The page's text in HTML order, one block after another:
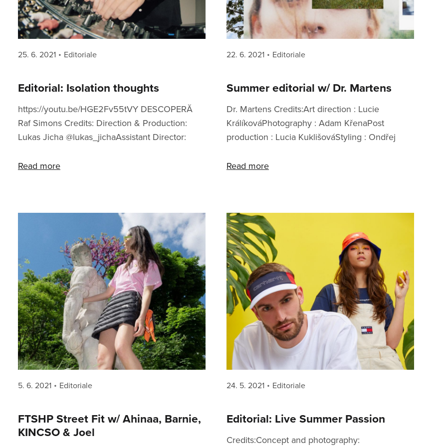
Posted
25. 6. 2021 Categories
Editoriale
Editorial: Isolation thoughts
https://youtu.be/HGE2Fv55tVY DESCOPERĂ
Raf Simons Credits: Direction & Production:
Lukas Jicha @lukas_jichaAssistant Director:
Nela Wojaczková @nwjczkPhotography: Vlad
Korobeynik, Artem Frolov) @fractions1, Pamela
Kašprišinová @pamelaa________ Special
thanks to Arnii @arnii_onyx
Read more
Posted
22. 6. 2021 Categories
Editoriale
Summer editorial w/ Dr. Martens
Dr. Martens Credits:Art direction : Lucie
KrálíkováPhotography : Adam KřenaPost
production : Lucia KuklišováStyling : Ondřej
Svobodova
Read more
Posted
5. 6. 2021 Categories
Editoriale
FTSHP Street Fit w/ Ahinaa, Barnie,
KINCSO & Joel
Posted
24. 5. 2021 Categories
Editoriale
Editorial: Live Summer Passion
Credits:Concept and photography: